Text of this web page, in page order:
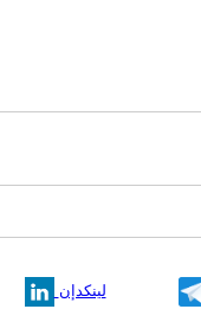
لينكدإن